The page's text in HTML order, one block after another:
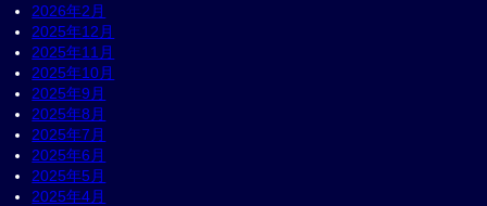
2026年2月
2025年12月
2025年11月
2025年10月
2025年9月
2025年8月
2025年7月
2025年6月
2025年5月
2025年4月